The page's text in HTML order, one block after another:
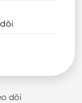
dõi